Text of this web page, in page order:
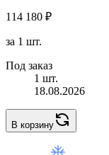
114 180 ₽
за 1 шт.
Под заказ
1 шт.
18.08.2026
В корзину